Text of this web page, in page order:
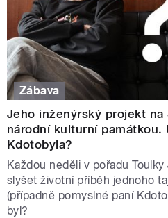
Zábava
Jeho inženýrský projekt na
národní kulturní památkou.
Kdotobyla?
Každou neděli v pořadu
slyšet životní příběh jednoho
(případně pomyslné paní
byl?